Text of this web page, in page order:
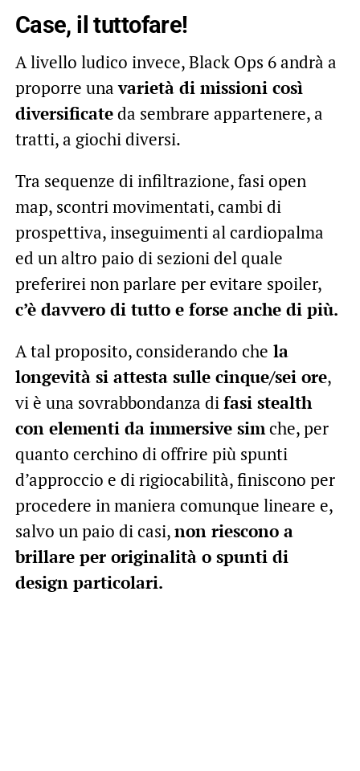
Case, il tuttofare!
A livello ludico invece, Black Ops 6 andrà a
proporre unavarietà di missioni così
diversificateda sembrare appartenere, a
tratti, a giochi diversi.
Tra sequenze di infiltrazione, fasi open
map, scontri movimentati, cambi di
prospettiva, inseguimenti al cardiopalma
ed un altro paio di sezioni del quale
preferirei non parlare per evitare spoiler,
c’è davvero di tutto e forse anche di più.
A tal proposito, considerando che la
longevità si attesta sulle cinque/sei ore,
vi è una sovrabbondanza difasi stealth
con elementi da immersive simche, per
quanto cerchino di offrire più spunti
d’approccio e di rigiocabilità, finiscono per
procedere in maniera comunque lineare e,
salvo un paio di casi,non riescono a
brillare per originalità o spunti di
design particolari.